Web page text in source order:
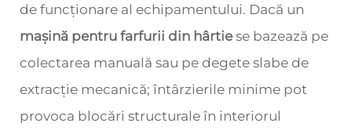
de funcționare al echipamentului. Dacă un
mașină pentru farfurii din hârtie se bazează pe
colectarea manuală sau pe degete slabe de
extracție mecanică; întârzierile minime pot
provoca blocări structurale în interiorul